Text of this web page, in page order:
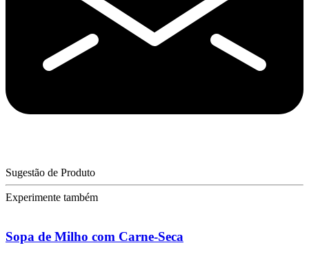
Sugestão de Produto
Experimente também
Sopa de Milho com Carne-Seca